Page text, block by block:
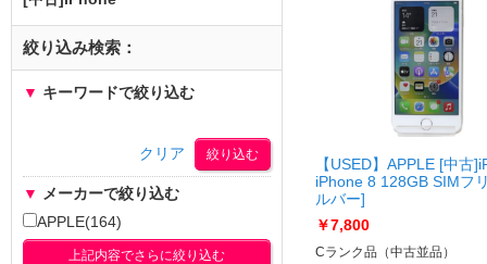
【USED】APPLE [中古
iPhone 8 128GB SIMフ
ルバー]
[USED]u060571
フリー [シルバー]
￥7,800
Cランク品（中古並品）
絞り込み検索：
▼ キーワードで絞り込む
クリア
▼ メーカーで絞り込む
APPLE(164)
上記内容でさらに絞り込む